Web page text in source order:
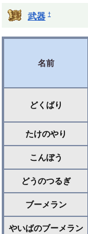
武器 †
名前
どくばり
たけのやり
こんぼう
どうのつるぎ
ブーメラン
やいばのブーメラン